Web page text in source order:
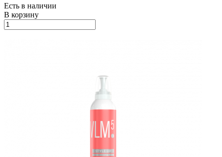
Есть в наличии
В корзину